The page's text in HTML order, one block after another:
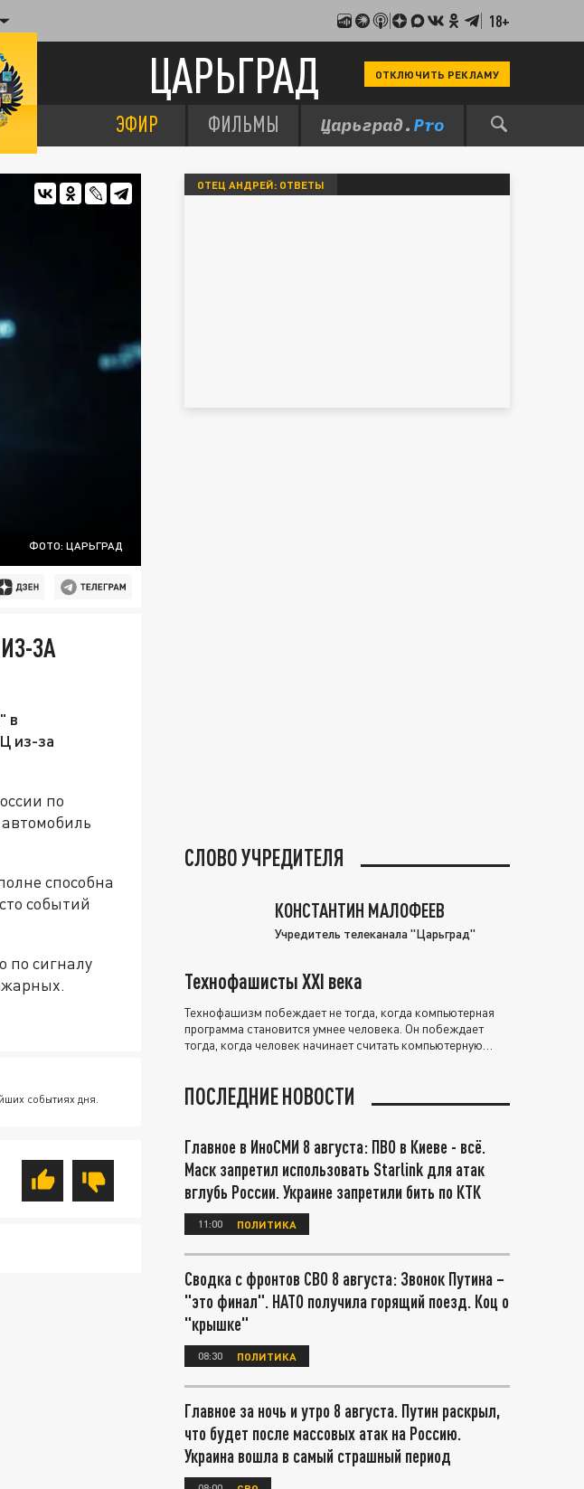
18+
ЦАРЬГРАД ОТКЛЮЧИТЬ РЕКЛАМУ
ЭФИР ФИЛЬМЫ
ФОТО: ЦАРЬГРАД
ЗА
в
из-за
по
способна
событий
по сигналу
событиях дня.
ОТЕЦ АНДРЕЙ: ОТВЕТЫ
СЛОВО УЧРЕДИТЕЛЯ
КОНСТАНТИН МАЛОФЕЕВ
Учредитель телеканала "Царьград"
Технофашисты XXI века
Технофашизм побеждает не тогда, когда компьютерная
программа становится умнее человека. Он побеждает
тогда, когда человек начинает считать компьютерную
ПОСЛЕДНИЕ НОВОСТИ
Главное в ИноСМИ 8 августа: ПВО в Киеве - всё.
Маск запретил использовать Starlink для атак
вглубь России. Украине запретили бить по КТК
11:00 ПОЛИТИКА
Сводка с фронтов СВО 8 августа: Звонок Путина –
"это финал". НАТО получила горящий поезд. Коц о
"крышке"
08:30 ПОЛИТИКА
Главное за ночь и утро 8 августа. Путин раскрыл,
что будет после массовых атак на Россию.
Украина вошла в самый страшный период